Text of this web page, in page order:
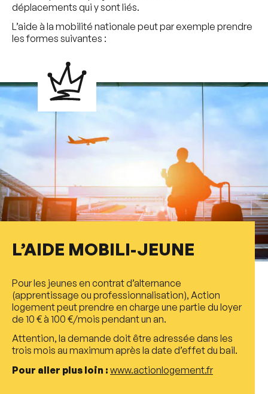
déplacements qui y sont liés.
L’aide à la mobilité nationale peut par exemple prendre
les formes suivantes :
L’AIDE MOBILI-JEUNE
Pour les jeunes en contrat d’alternance
(apprentissage ou professionnalisation), Action
logement peut prendre en charge une partie du loyer
de 10 € à 100 €/mois pendant un an.
Attention, la demande doit être adressée dans les
trois mois au maximum après la date d’effet du bail.
Pour aller plus loin : www.actionlogement.fr